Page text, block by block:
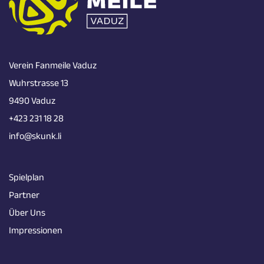
Verein Fanmeile Vaduz
Wuhrstrasse 13
9490 Vaduz
+423 231 18 28
info@skunk.li
Spielplan
Partner
Über Uns
Impressionen